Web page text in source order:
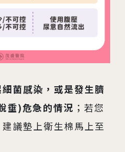
菌感染，或是發生臍
垂)危急的情況 ；若您
議墊上衛生棉馬上至